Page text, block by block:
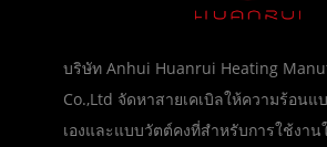
บริษัท Anhui Huanrui Heating
Co.,Ltd จัดหาสายเคเบิลให้ความร้อน
เองและแบบวัตต์คงที่สำหรับการใช้งาน